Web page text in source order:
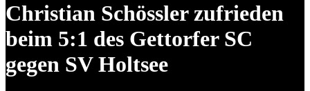
Christian Schössler zufrieden
beim 5:1 des Gettorfer SC
gegen SV Holtsee